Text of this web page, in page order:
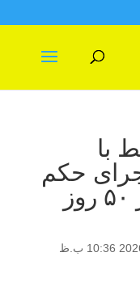
با
اجرای حکم
مجتبی کیان کمتر از ۵۰ روز